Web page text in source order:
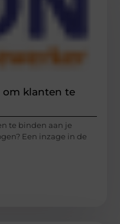
om klanten te
te binden aan je
Een inzage in de